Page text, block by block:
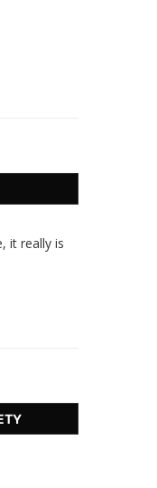
it really is